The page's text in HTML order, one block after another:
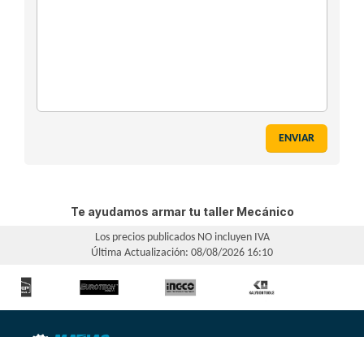
ENVIAR
Te ayudamos armar tu taller Mecánico
Los precios publicados NO incluyen IVA
Última Actualización: 08/08/2026 16:10